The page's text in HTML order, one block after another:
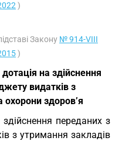
)
Закону № 914-VIII
)
на здійснення
видатків з
охорони здоров’я
переданих з
з утримання закладів